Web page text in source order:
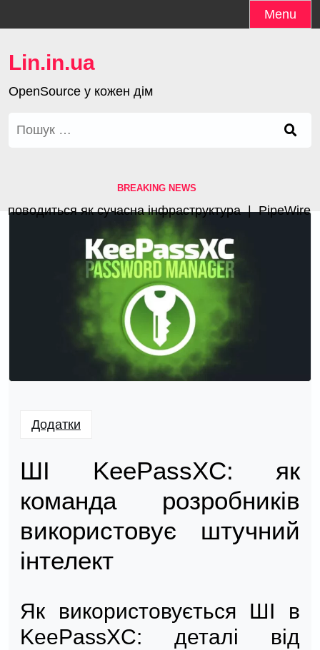
to
Menu
Lin.in.ua
OpenSource у кожен дім
Пошук:
BREAKING NEWS
як сучасна інфраструктура |PipeWire
Додатки
ШІ KeePassXC: як
команда розробників
використовує штучний
інтелект
Як використовується ШІ в
KeePassXC: деталі від